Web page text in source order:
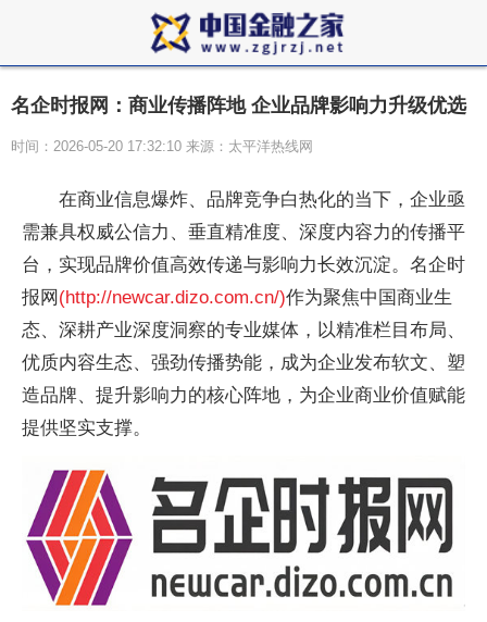
名企时报网：商业传播阵地 企业品牌影响力升级优选
时间：2026-05-20 17:32:10 来源：太平洋热线网
在商业信息爆炸、品牌竞争白热化的当下，企业亟
需兼具权威公信力、垂直精准度、深度内容力的传播平
台，实现品牌价值高效传递与影响力长效沉淀。名企时
报网 (http://newcar.dizo.com.cn/)作为聚焦中国商业生
态、深耕产业深度洞察的专业媒体，以精准栏目布局、
优质内容生态、强劲传播势能，成为企业发布软文、塑
造品牌、提升影响力的核心阵地，为企业商业价值赋能
提供坚实支撑。